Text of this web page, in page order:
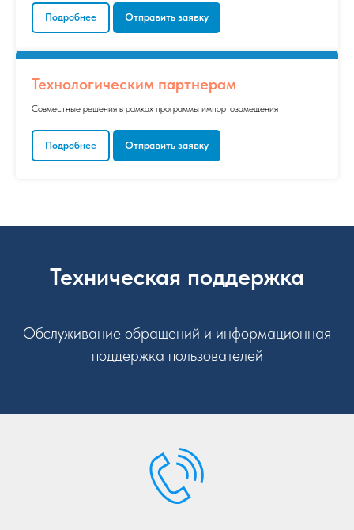
Подробнее Отправить заявку
Технологическим партнерам
Совместные решения в рамках программы импортозамещения
Подробнее Отправить заявку
Техническая поддержка
Обслуживание обращений и информационная
поддержка пользователей